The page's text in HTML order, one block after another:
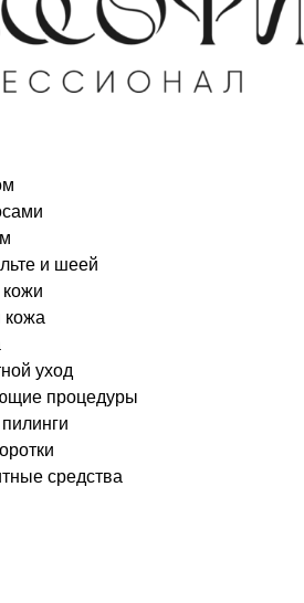
и шеей
кожа
уход
процедуры
средства